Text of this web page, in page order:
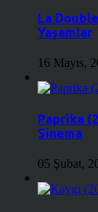
La
Yaşamlar
16 Mayıs,
Paprika
Sinema
05 Şubat,